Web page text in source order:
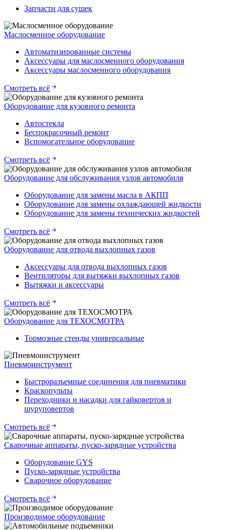
Запчасти для сушек
Маслосменное оборудование
Автоматизированные системы
Аксессуары для маслосменного оборудования
Аксессуары маслосменного оборудования
Смотреть всё
Оборудование для кузовного ремонта
Автостекла
Беспокрасочный ремонт
Вспомогательное оборудование
Смотреть всё
Оборудование для обслуживания узлов автомобиля
Оборудование для замены масла в АКПП
Оборудование для замены охлаждающей жидкости
Оборудование для замены технических жидкостей
Смотреть всё
Оборудование для отвода выхлопных газов
Аксессуары для отвода выхлопных газов
Вентиляторы для вытяжки выхлопных газов
Вытяжки и аксессуары
Смотреть всё
Оборудование для ТЕХОСМОТРА
Тормозные стенды универсальные
Пневмоинструмент
Быстроразъемные соединения для пневматики
Краскопульты
Переходники и насадки для гайковертов и
шуруповертов
Смотреть всё
Сварочные аппараты, пуско-зарядные устройства
Оборудование GYS
Пуско-зарядные устройства
Сварочное оборудование
Смотреть всё
Производимое оборудование